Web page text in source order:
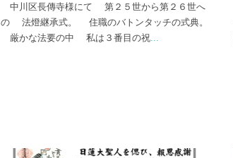
中川区長傳寺様にて 第２５世から第２６世へ
の 法燈継承式。 住職のバトンタッチの式典。
厳かな法要の中 私は３番目の祝